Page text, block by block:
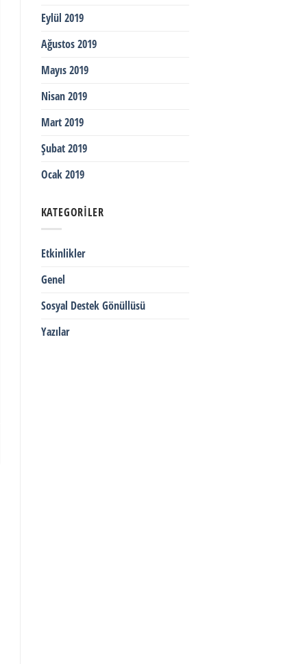
Eylül 2019
Ağustos 2019
Mayıs 2019
Nisan 2019
Mart 2019
Şubat 2019
Ocak 2019
KATEGORILER
Etkinlikler
Genel
Sosyal Destek Gönüllüsü
Yazılar